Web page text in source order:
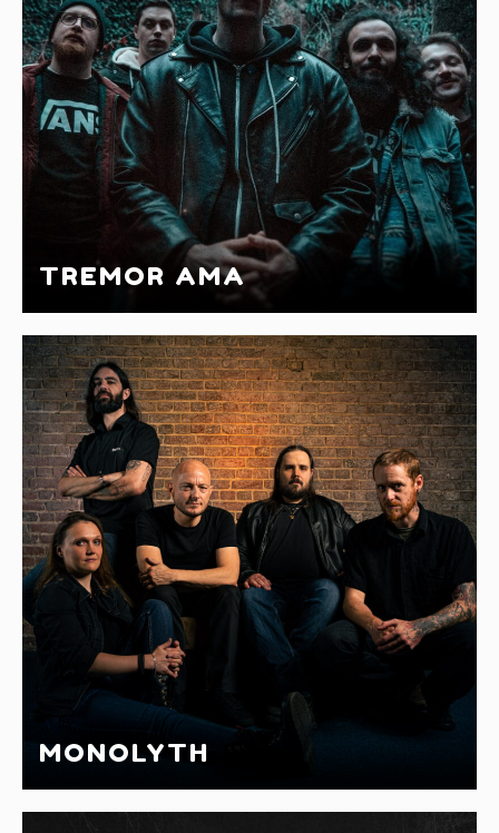
TREMOR AMA
MONOLYTH